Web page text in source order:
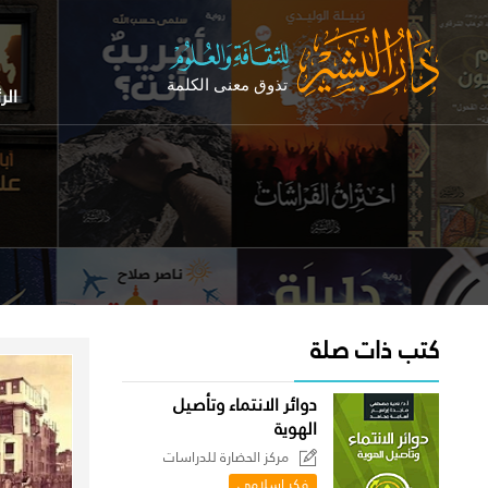
كتب ذات صلة
دوائر الانتماء وتأصيل
الهوية
مركز الحضارة للدراسات
السياسية